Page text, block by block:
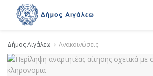
Δήμος Αιγάλεω Ανακοινώσεις